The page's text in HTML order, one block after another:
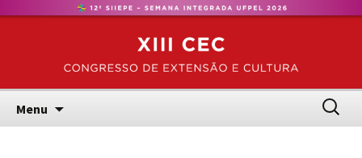
CEC
Congresso de Extensão e Cultura – UFPel
Menu
por: